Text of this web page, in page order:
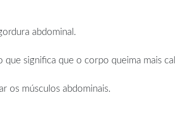
abdominal.
significa que o corpo queima mais
os músculos abdominais.